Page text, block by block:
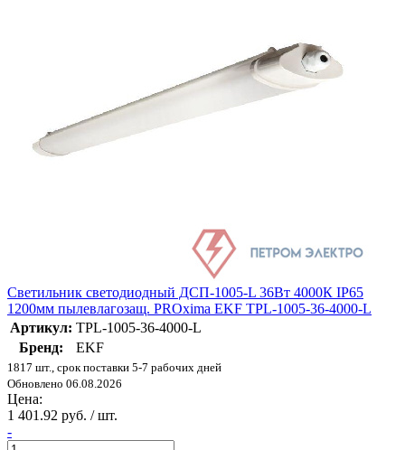
Светильник светодиодный ДСП-1005-L 36Вт 4000К IP65
1200мм пылевлагозащ. PROxima EKF TPL-1005-36-4000-L
Артикул: TPL-1005-36-4000-L
Бренд:
EKF
1817 шт., срок поставки 5-7 рабочих дней
Обновлено 06.08.2026
Цена:
1 401.92 руб. / шт.
-